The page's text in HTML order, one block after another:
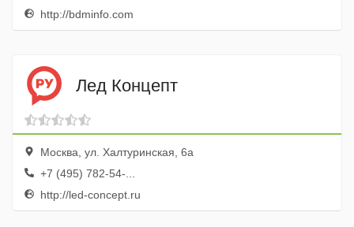
http://bdminfo.com
Лед Концепт
Москва, ул. Халтуринская, 6а
+7 (495) 782-54-...
http://led-concept.ru